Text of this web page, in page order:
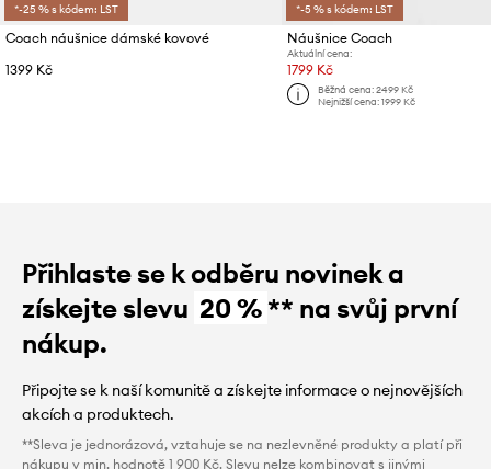
*-25 % s kódem: LST
Coach náušnice dámské kovové
1399 Kč
*-5 % s kódem: LST
Náušnice Coach
Aktuální cena:
1799 Kč
Běžná cena:2499 Kč
Nejnižší cena:1999 Kč
Přihlaste se k odběru novinek a
získejte slevu 20 %** na svůj první
nákup.
Připojte se k naší komunitě a získejte informace o nejnovějších
akcích a produktech.
**Sleva je jednorázová, vztahuje se na nezlevněné produkty a platí při
nákupu v min. hodnotě 1 900 Kč. Slevu nelze kombinovat s jinými